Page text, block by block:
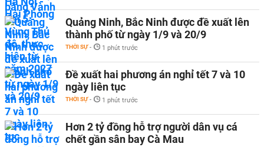
Quảng Ninh, Bắc Ninh được đề xuất lên
thành phố từ ngày 1/9 và 20/9
THỜI SỰ - 1 phút trước
Đề xuất hai phương án nghỉ tết 7 và 10
ngày liên tục
THỜI SỰ - 1 phút trước
Hơn 2 tỷ đồng hỗ trợ người dân vụ cá
chết gần sân bay Cà Mau